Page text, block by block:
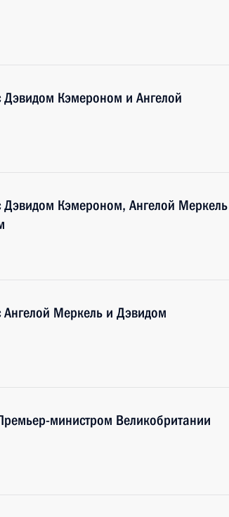
Кэмероном и Ангелой
Дэвидом Кэмероном, Ангелой Меркель
Меркель и Дэвидом
министром Великобритании